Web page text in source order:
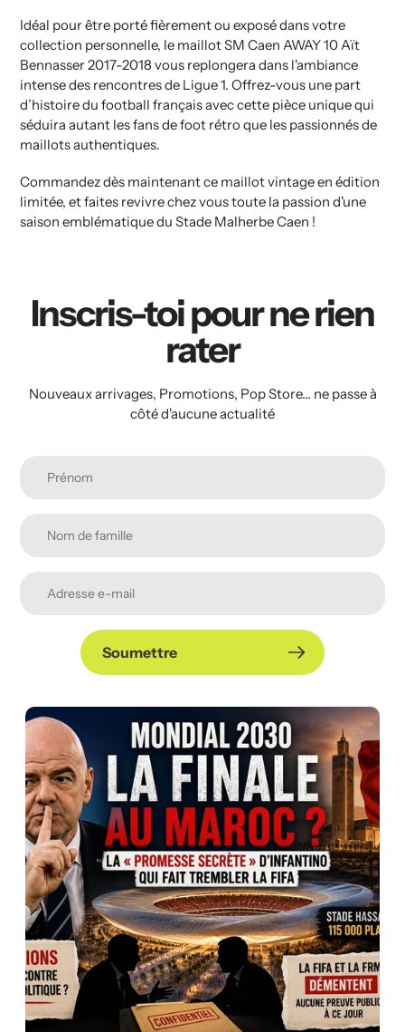
Idéal pour être porté fièrement ou exposé dans votre
collection personnelle, le maillot SM Caen AWAY 10 Aït
Bennasser 2017-2018 vous replongera dans l'ambiance
intense des rencontres de Ligue 1. Offrez-vous une part
d’histoire du football français avec cette pièce unique qui
séduira autant les fans de foot rétro que les passionnés de
maillots authentiques.
Commandez dès maintenant ce maillot vintage en édition
limitée, et faites revivre chez vous toute la passion d'une
saison emblématique du Stade Malherbe Caen !
Inscris-toi pour ne rien
rater
Nouveaux arrivages, Promotions, Pop Store... ne passe à
côté d'aucune actualité
Soumettre